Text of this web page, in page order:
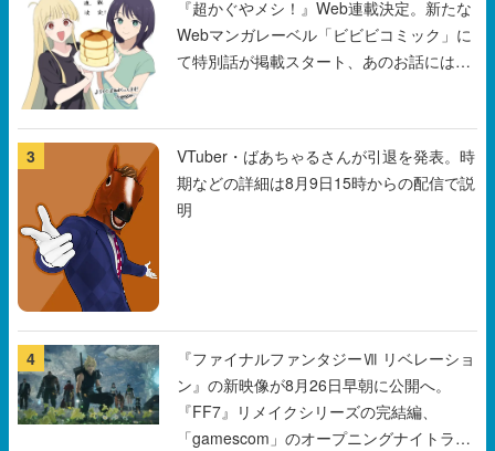
まだ続きがある！
3
VTuber・ばあちゃるさんが引退を発表。時
明
『FF7』リメイクシリーズの完結編、
「gamescom」のオープニングナイトライ
ブにてディレクターの浜口直樹氏が登壇す
る予定
5
ゴッホの名画『ローヌ川の星月夜』をあし
らった傘やトートバッグなどが登場。8月7